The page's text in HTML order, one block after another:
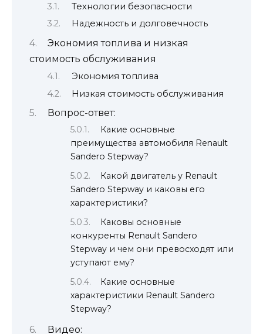
Технологии безопасности
Надежность и долговечность
Экономия топлива и низкая
стоимость обслуживания
Экономия топлива
Низкая стоимость обслуживания
Вопрос-ответ:
Какие основные
преимущества автомобиля Renault
Sandero Stepway?
Какой двигатель у Renault
Sandero Stepway и каковы его
характеристики?
Каковы основные
конкуренты Renault Sandero
Stepway и чем они превосходят или
уступают ему?
Какие основные
характеристики Renault Sandero
Stepway?
Видео: